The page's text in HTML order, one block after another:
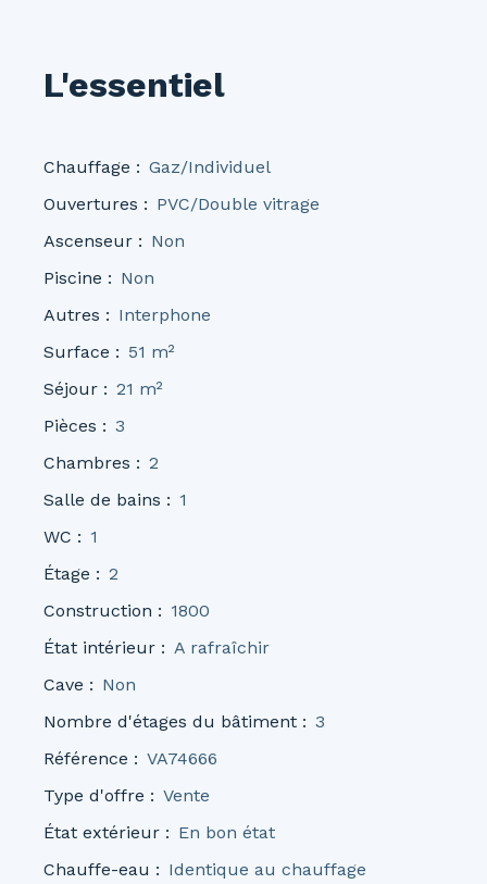
L'essentiel
Chauffage : Gaz/Individuel
Ouvertures : PVC/Double vitrage
Ascenseur : Non
Piscine : Non
Autres : Interphone
Surface : 51 m²
Séjour : 21 m²
Pièces : 3
Chambres : 2
Salle de bains : 1
WC : 1
Étage : 2
Construction : 1800
État intérieur : A rafraîchir
Cave : Non
Nombre d'étages du bâtiment : 3
Référence : VA74666
Type d'offre : Vente
État extérieur : En bon état
Chauffe-eau : Identique au chauffage